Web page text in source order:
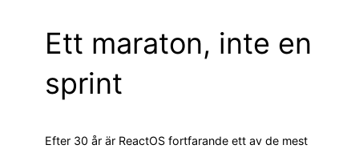
Ett maraton, inte en
sprint
Efter 30 år är ReactOS fortfarande ett av de mest